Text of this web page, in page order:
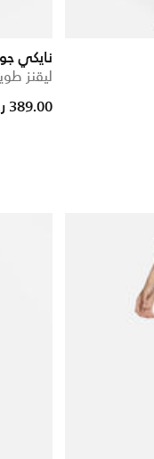
نايكي جو
ليقنز
389.00 ر.س